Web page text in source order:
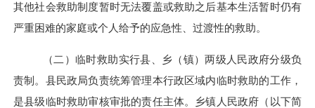
其他社会救助制度暂时无法覆盖或救助之后基本生活暂时仍有
严重困难的家庭或个人给予的应急性、过渡性的救助。
（二）临时救助实行县、乡（镇）两级人民政府分级负
责制。县民政局负责统筹管理本行政区域内临时救助的工作，
是县级临时救助审核审批的责任主体。乡镇人民政府（以下简